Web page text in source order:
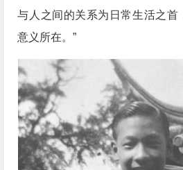
与人之间的关系为日常生活之首
意义所在。”